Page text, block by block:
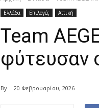
Ελλάδα Επιλογές Αττική
Team
φύτευσαν
By 20 Φεβρουαρίου, 2026